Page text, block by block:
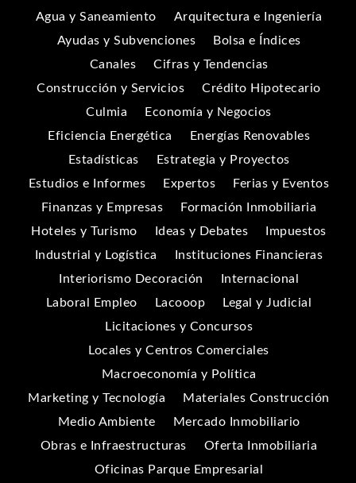
Agua y Saneamiento
Arquitectura e Ingeniería
Ayudas y Subvenciones
Bolsa e Índices
Canales
Cifras y Tendencias
Construcción y Servicios
Crédito Hipotecario
Culmia
Economía y Negocios
Eficiencia Energética
Energías Renovables
Estadísticas
Estrategia y Proyectos
Estudios e Informes
Expertos
Ferias y Eventos
Finanzas y Empresas
Formación Inmobiliaria
Hoteles y Turismo
Ideas y Debates
Impuestos
Industrial y Logística
Instituciones Financieras
Interiorismo Decoración
Internacional
Laboral Empleo
Lacooop
Legal y Judicial
Licitaciones y Concursos
Locales y Centros Comerciales
Macroeconomía y Política
Marketing y Tecnología
Materiales Construcción
Medio Ambiente
Mercado Inmobiliario
Obras e Infraestructuras
Oferta Inmobiliaria
Oficinas Parque Empresarial